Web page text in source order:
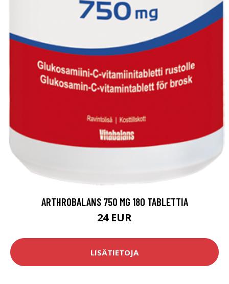
ARTHROBALANS 750 MG 180 TABLETTIA
24 EUR
LISÄTIETOJA